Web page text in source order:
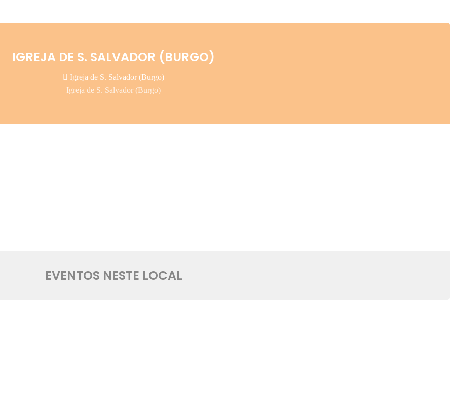
IGREJA DE S. SALVADOR (BURGO)
Igreja de S. Salvador (Burgo)
Igreja de S. Salvador (Burgo)
EVENTOS NESTE LOCAL